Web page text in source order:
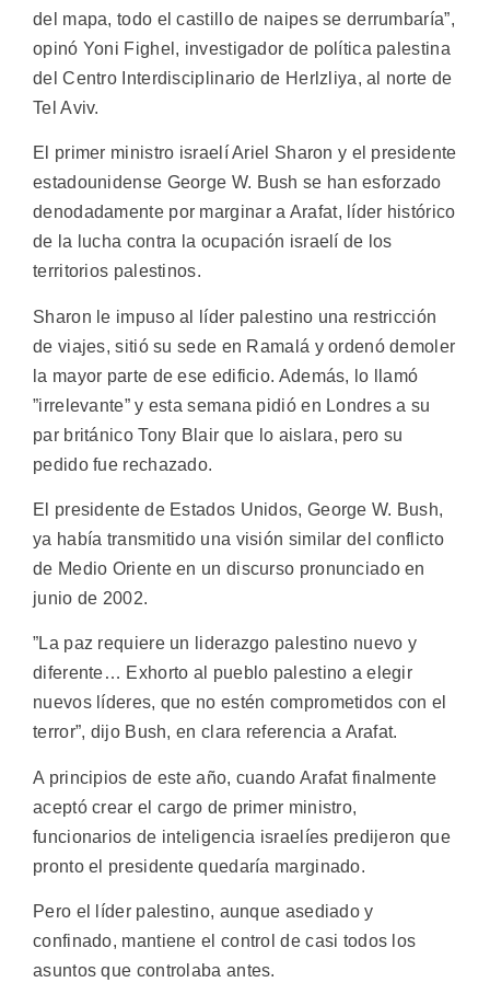
del mapa, todo el castillo de naipes se derrumbaría”,
opinó Yoni Fighel, investigador de política palestina
del Centro Interdisciplinario de Herlzliya, al norte de
Tel Aviv.
El primer ministro israelí Ariel Sharon y el presidente
estadounidense George W. Bush se han esforzado
denodadamente por marginar a Arafat, líder histórico
de la lucha contra la ocupación israelí de los
territorios palestinos.
Sharon le impuso al líder palestino una restricción
de viajes, sitió su sede en Ramalá y ordenó demoler
la mayor parte de ese edificio. Además, lo llamó
”irrelevante” y esta semana pidió en Londres a su
par británico Tony Blair que lo aislara, pero su
pedido fue rechazado.
El presidente de Estados Unidos, George W. Bush,
ya había transmitido una visión similar del conflicto
de Medio Oriente en un discurso pronunciado en
junio de 2002.
”La paz requiere un liderazgo palestino nuevo y
diferente… Exhorto al pueblo palestino a elegir
nuevos líderes, que no estén comprometidos con el
terror”, dijo Bush, en clara referencia a Arafat.
A principios de este año, cuando Arafat finalmente
aceptó crear el cargo de primer ministro,
funcionarios de inteligencia israelíes predijeron que
pronto el presidente quedaría marginado.
Pero el líder palestino, aunque asediado y
confinado, mantiene el control de casi todos los
asuntos que controlaba antes.